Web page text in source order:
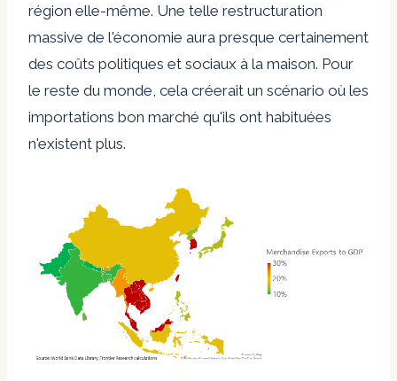
région elle-même. Une telle restructuration
massive de l'économie aura presque certainement
des coûts politiques et sociaux à la maison. Pour
le reste du monde, cela créerait un scénario où les
importations bon marché qu'ils ont habituées
n'existent plus.